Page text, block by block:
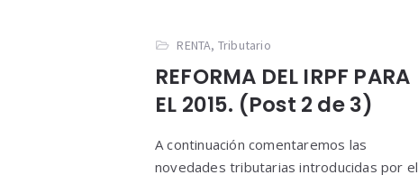
RENTA, Tributario
REFORMA DEL IRPF PARA
EL 2015. (Post 2 de 3)
A continuación comentaremos las
novedades tributarias introducidas por el